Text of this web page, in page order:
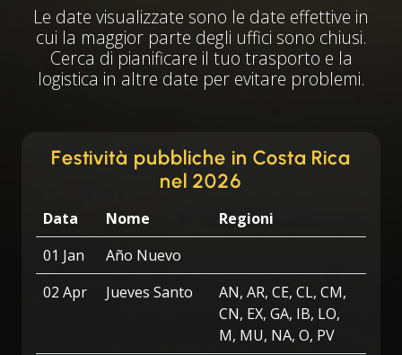
Le date visualizzate sono le date effettive in
cui la maggior parte degli uffici sono chiusi.
Cerca di pianificare il tuo trasporto e la
logistica in altre date per evitare problemi.
Festività pubbliche in Costa Rica
nel 2026
Data Nome
Regioni
01 Jan
Año Nuevo
02 Apr
Jueves Santo
AN, AR, CE, CL, CM,
CN, EX, GA, IB, LO,
M, MU, NA, O, PV